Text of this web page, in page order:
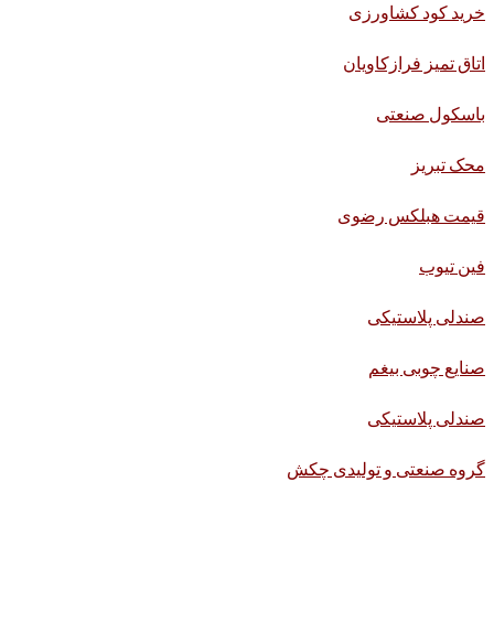
خرید کود کشاورزی
اتاق تمیز فرازکاویان
باسکول صنعتی
محک تبریز
قیمت هبلکس رضوی
فین تیوب
صندلی پلاستیکی
صنایع چوبی بیغم
صندلی پلاستیکی
گروه صنعتی و تولیدی چکش